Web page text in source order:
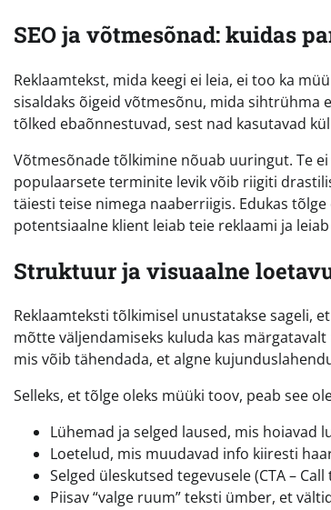
SEO ja võtmesõnad: kuidas
Reklaamtekst, mida keegi ei leia, ei too ka
sisaldaks õigeid võtmesõnu, mida sihtrühma
tõlked ebaõnnestuvad, sest nad kasutavad
Võtmesõnade tõlkimine nõuab uuringut. Te
populaarsete terminite levik võib riigiti
täiesti teise nimega naaberriigis. Edukas
potentsiaalne klient leiab teie reklaami ja
Struktuur ja visuaalne
Reklaamteksti tõlkimisel unustatakse sageli,
mõtte väljendamiseks kuluda kas
mis võib tähendada, et algne
Selleks, et tõlge oleks müüki toov, peab see
Lühemad ja selged laused, mis hoiavad
Loetelud, mis muudavad info kiiresti
Selged üleskutsed tegevusele (CTA –
Piisav “valge ruum” teksti ümber, et